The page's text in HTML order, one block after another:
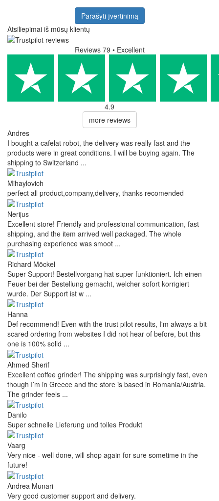
Parašyti įvertinimą
Atsiliepimai iš mūsų klientų
Reviews 79 • Excellent
4.9
more reviews
Andres
I bought a cafelat robot, the delivery was really fast and the
products were in great conditions. I will be buying again. The
shipping to Switzerland ...
Mihaylovich
perfect all product,company,delivery, thanks recomended
Nerijus
Excellent store! Friendly and professional communication, fast
shipping, and the item arrived well packaged. The whole
purchasing experience was smoot ...
Richard Möckel
Super Support! Bestellvorgang hat super funktioniert. Ich einen
Feuer bei der Bestellung gemacht, welcher sofort korrigiert
wurde. Der Support ist w ...
Hanna
Def recommend! Even with the trust pilot results, I'm always a bit
scared ordering from websites I did not hear of before, but this
one is 100% solid ...
Ahmed Sherif
Excellent coffee grinder! The shipping was surprisingly fast, even
though I’m in Greece and the store is based in Romania/Austria.
The grinder feels ...
Danilo
Super schnelle Lieferung und tolles Produkt
Vaarg
Very nice - well done, will shop again for sure sometime in the
future!
Andrea Munari
Very good customer support and delivery.